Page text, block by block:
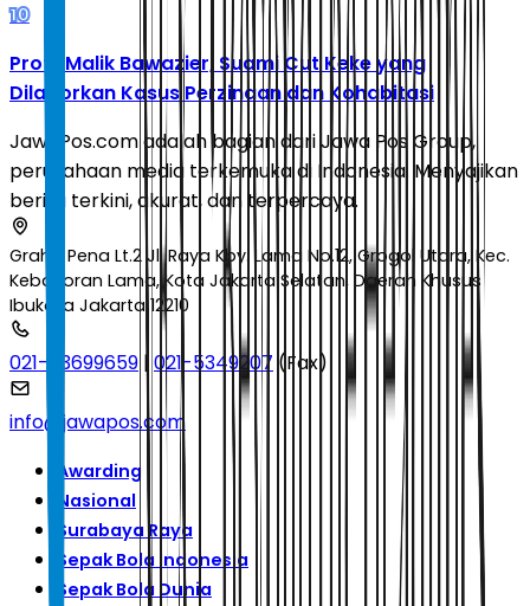
10
Profil Malik Bawazier, Suami Cut Keke yang
Dilaporkan Kasus Perzinaan dan Kohabitasi
JawaPos.com adalah bagian dari Jawa Pos Group,
perusahaan media terkemuka di Indonesia. Menyajikan
berita terkini, akurat, dan terpercaya.
Graha Pena Lt.2 Jl. Raya Kby. Lama No.12, Grogol Utara, Kec.
Kebayoran Lama, Kota Jakarta Selatan, Daerah Khusus
Ibukota Jakarta 12210
021-53699659 | 021-5349207 (Fax)
info@jawapos.com
Awarding
Nasional
Surabaya Raya
Sepak Bola Indonesia
Sepak Bola Dunia